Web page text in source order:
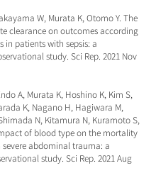
clearance on outcomes according
in patients with sepsis: a
study. Sci Rep. 2021 Nov
A, Murata K, Hoshino K, Kim S,
K, Nagano H, Hagiwara M,
N, Kitamura N, Kuramoto S,
of blood type on the mortality
abdominal trauma: a
study. Sci Rep. 2021 Aug